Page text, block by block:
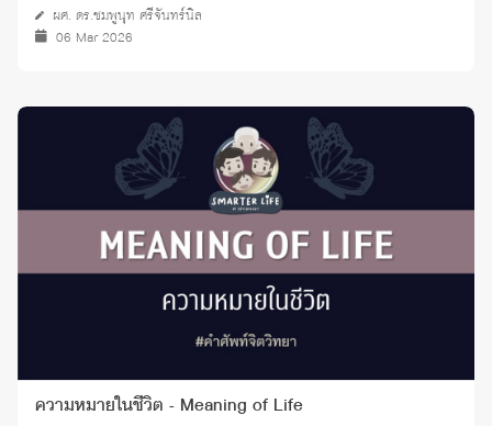
ผศ. ดร.ชมพูนุท ศรีจันทร์นิล
06 Mar 2026
ความหมายในชีวิต - Meaning of Life